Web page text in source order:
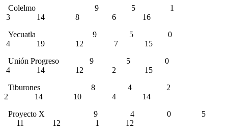
Colelmo 9 5 1
3 14 8 6 16
Yecuatla 9 5 0
4 19 12 7 15
Unión Progreso 9 5 0
4 14 12 2 15
Tiburones 8 4 2
2 14 10 4 14
Proyecto X 9 4 0 5
11 12 1 12